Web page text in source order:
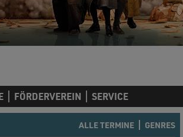
FÖRDERVEREIN SERVICE
ALLE TERMINE GENRES